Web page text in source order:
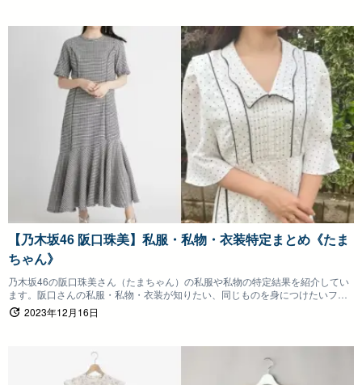
【乃木坂46 阪口珠美】私服・私物・衣装特定まとめ《たま
ちゃん》
乃木坂46の阪口珠美さん（たまちゃん）の私服や私物の特定結果を紹介してい
ます。阪口さんの私服・私物・衣装が知りたい、同じものを身につけたいファ
ンの方は参考にしていただけると嬉しいです。
2023年12月16日